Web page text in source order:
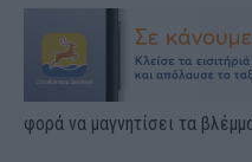
φορά να μαγνητίσει τα